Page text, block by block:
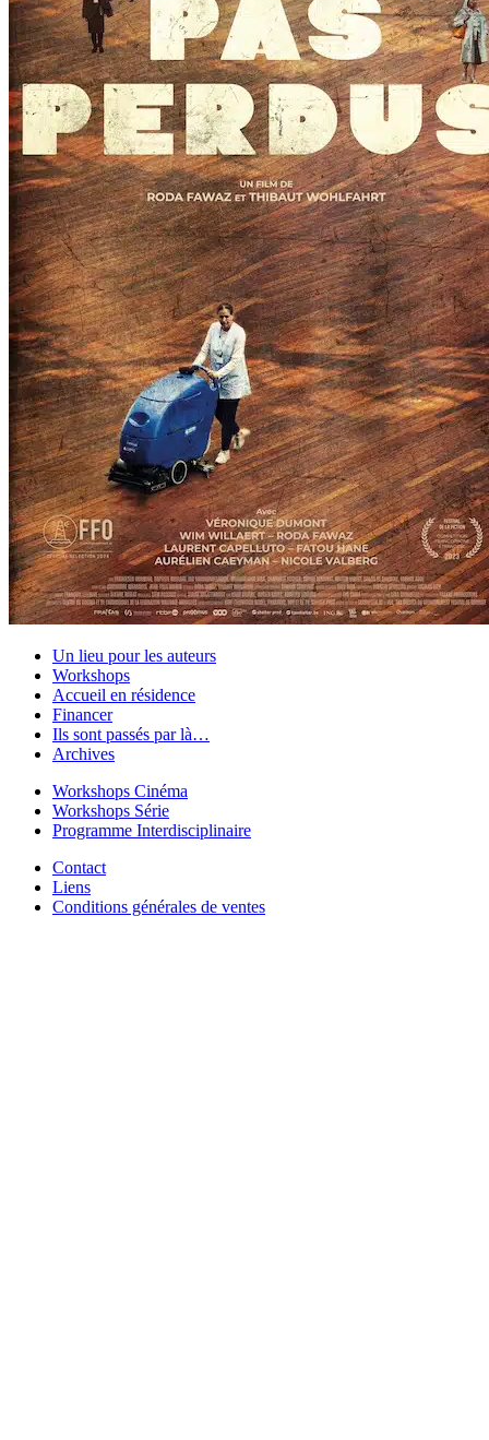
Un lieu pour les auteurs
Workshops
Accueil en résidence
Financer
Ils sont passés par là…
Archives
Workshops Cinéma
Workshops Série
Programme Interdisciplinaire
Contact
Liens
Conditions générales de ventes